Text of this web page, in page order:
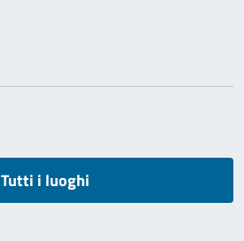
Tutti i luoghi